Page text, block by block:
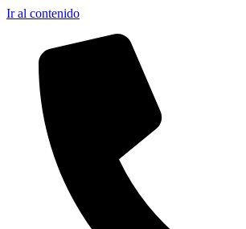
Ir al contenido